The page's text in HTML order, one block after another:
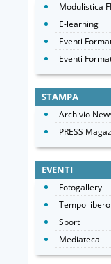
Modulistica
E-learning
Eventi
Eventi
STAMPA
Archivio
PRESS
EVENTI
Fotogallery
Tempo libero
Sport
Mediateca